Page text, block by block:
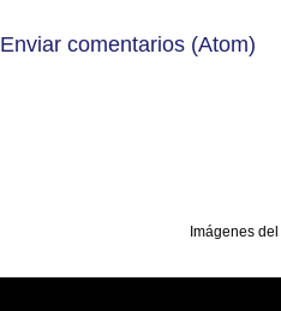
Enviar comentarios (Atom)
Imágenes